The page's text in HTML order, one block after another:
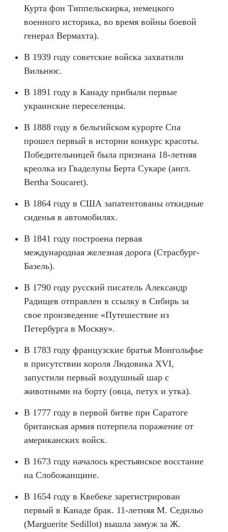
Курта фон Типпельскирка, немецкого
военного историка, во время войны боевой
генерал Вермахта).
В 1939 году советские войска захватили
Вильнюс.
В 1891 году в Канаду прибыли первые
украинские переселенцы.
В 1888 году в бельгийском курорте Спа
прошел первый в истории конкурс красоты.
Победительницей была признана 18-летняя
креолка из Гваделупы Берта Сукаре (англ.
Bertha Soucaret).
В 1864 году в США запатентованы откидные
сиденья в автомобилях.
В 1841 году построена первая
международная железная дорога (Страсбург-
Базель).
В 1790 году русский писатель Александр
Радищев отправлен в ссылку в Сибирь за
свое произведение «Путешествие из
Петербурга в Москву».
В 1783 году французские братья Монгольфье
в присутствии короля Людовика XVI,
запустили первый воздушный шар с
животными на борту (овца, петух и утка).
В 1777 году в первой битве при Саратоге
британская армия потерпела поражение от
американских войск.
В 1673 году началось крестьянское восстание
на Слобожанщине.
В 1654 году в Квебеке зарегистрирован
первый в Канаде брак. 11-летняя М. Седильо
(Marguerite Sedillot) вышла замуж за Ж.